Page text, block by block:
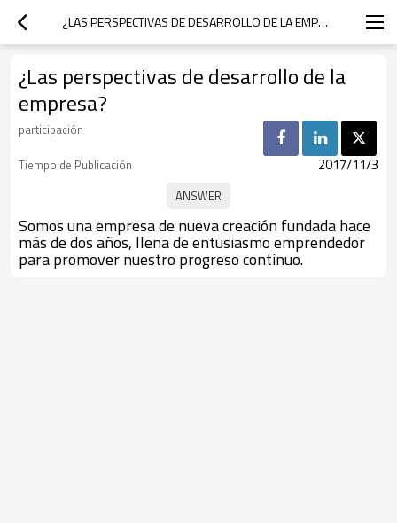
¿LAS PERSPECTIVAS DE DESARROLLO DE LA EMPRESA?
¿Las perspectivas de desarrollo de la
empresa?
participación
Tiempo de Publicación
2017/11/3
Somos una empresa de nueva creación fundada hace
más de dos años, llena de entusiasmo emprendedor
para promover nuestro progreso continuo.